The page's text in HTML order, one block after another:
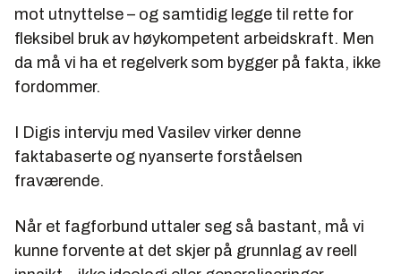
mot utnyttelse – og samtidig legge til rette for
fleksibel bruk av høykompetent arbeidskraft. Men
da må vi ha et regelverk som bygger på fakta, ikke
fordommer.
I Digis intervju med Vasilev virker denne
faktabaserte og nyanserte forståelsen
fraværende.
Når et fagforbund uttaler seg så bastant, må vi
kunne forvente at det skjer på grunnlag av reell